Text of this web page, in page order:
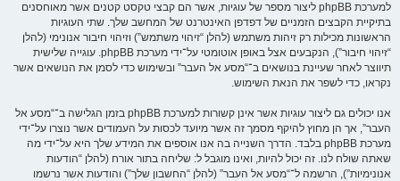
למערכת phpBB ליצור מספר של עוגיות, אשר הם קבצי טקסט קטנים אשר מאוחסנים
בתיקיית הקבצים הזמניים של דפדפן האינטרנט של המחשב שלך. שתי העוגיות
הראשונות מכילות רק זיהות משתמש (להלן “זיהוי משתמש”) וזיהוי חיבור אנונימי (להלן
“זיהוי חיבור”), הנקבעים אצל באופן אוטומטי על־ידי מערכת phpBB. עוגייה שלישית
תיווצר לאחר שעיינת בנושאים ב־“מסע אל העבר” ובשימוש כדי לסמן את הנושאים אשר
נקראו, כדי לשפר את הנאת השימוש.
אנו יכולים גם ליצור עוגיות אשר אינן קשורות למערכת phpBB בזמן הגלישה ב־“מסע אל
העבר”, אך הן מחוץ להיקף מסמך זה אשר מיועד לכסות על העמודים אשר נוצרו על־ידי
מערכת phpBB בלבד. הדרך השנייה בה אנו אוספים את המידע שלך היא על־ידי מה
שאתה שולח לנו. זה יכול להיות, ואינו מוגבל ל: שליחה בתור אורח (להלן “הודעות
אנונימיות”), הרשמה ל־“מסע אל העבר” (להלן “החשבון שלך”) והודעות אשר נרשמו